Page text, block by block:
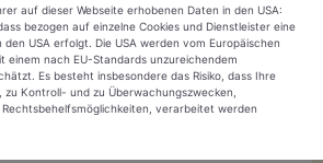
auf dieser Webseite erhobenen Daten in den USA:
bezogen auf einzelne Cookies und Dienstleister eine
USA erfolgt. Die USA werden vom Europäischen
einem nach EU-Standards unzureichendem
Es besteht insbesondere das Risiko, dass Ihre
zu Kontroll- und zu Überwachungszwecken,
verarbeitet werden